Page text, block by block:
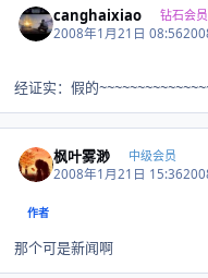
canghaixiao 钻石会员
2008年1月21日 08:56
经证实：假的
枫叶雾渺 中级会员
2008年1月21日 15:36
作者
那个可是新闻啊